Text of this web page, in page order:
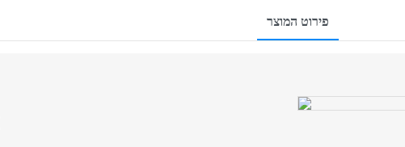
פירוט המוצר